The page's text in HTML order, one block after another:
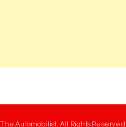
The Automobilist. All Rights Reserved.